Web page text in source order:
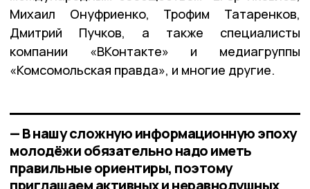
Михаил Онуфриенко, Трофим Татаренков,
Дмитрий Пучков, а также специалисты
компании «ВКонтакте» и медиагруппы
«Комсомольская правда», и многие другие.
— В нашу сложную информационную эпоху
молодёжи обязательно надо иметь
правильные ориентиры, поэтому
приглашаем активных и неравнодушных